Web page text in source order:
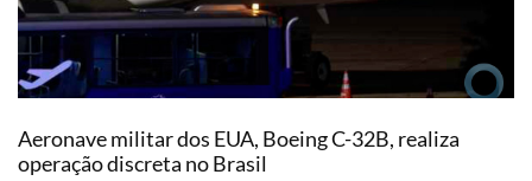
Aeronave militar dos EUA, Boeing C-32B, realiza
operação discreta no Brasil